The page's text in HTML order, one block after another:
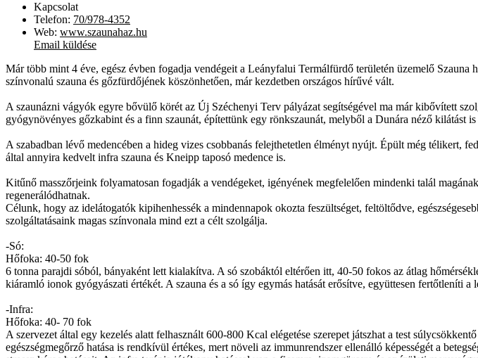
Kapcsolat
Telefon: 70/978-4352
Web: www.szaunahaz.hu
Email küldése
Már több mint 4 éve, egész évben fogadja vendégeit a Leányfalui Termálfürdő területén üzemelő
színvonalú szauna és gőzfürdőjének köszönhetően, már kezdetben országos hírűvé vált.
A szaunázni vágyók egyre bővülő körét az Új Széchenyi Terv pályázat segítségével ma már kibővített
gyógynövényes gőzkabint és a finn szaunát, építettünk egy rönkszaunát, melyből a Dunára néző kilátást
A szabadban lévő medencében a hideg vizes csobbanás felejthetetlen élményt nyújt. Épült még télikert,
által annyira kedvelt infra szauna és Kneipp taposó medence is.
Kitűnő masszőrjeink folyamatosan fogadják a vendégeket, igényének megfelelően mindenki talál
regenerálódhatnak.
Célunk, hogy az idelátogatók kipihenhessék a mindennapok okozta feszültséget, feltöltődve,
szolgáltatásaink magas színvonala mind ezt a célt szolgálja.
-Só:
Hőfoka: 40-50 fok
6 tonna parajdi sóból, bányaként lett kialakítva. A só szobáktól eltérően itt, 40-50 fokos az átlag
kiáramló ionok gyógyászati értékét. A szauna és a só így egymás hatását erősítve, együttesen fertőtleníti a
-Infra:
Hőfoka: 40- 70 fok
A szervezet által egy kezelés alatt felhasznált 600-800 Kcal elégetése szerepet játszhat a test
egészségmegőrző hatása is rendkívül értékes, mert növeli az immunrendszer ellenálló képességét a